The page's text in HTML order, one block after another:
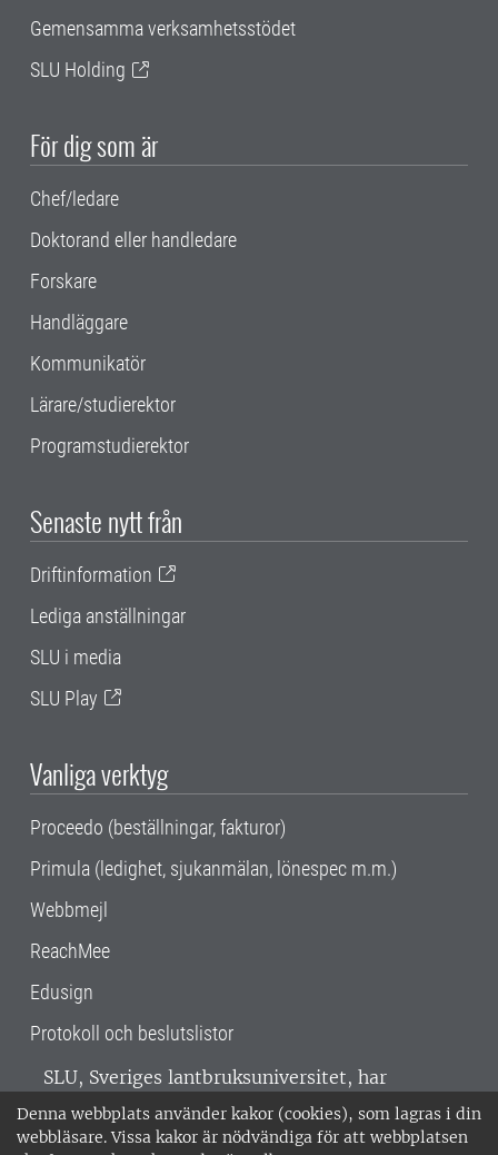
Denna webbplats använder kakor (cookies), som lagras i din
webbläsare. Vissa kakor är nödvändiga för att webbplatsen
Gemensamma verksamhetsstödet
SLU Holding
För dig som är
Chef/ledare
Doktorand eller handledare
Forskare
Handläggare
Kommunikatör
Lärare/studierektor
Programstudierektor
Senaste nytt från
Driftinformation
Lediga anställningar
SLU i media
SLU Play
Vanliga verktyg
Proceedo (beställningar, fakturor)
Primula (ledighet, sjukanmälan, lönespec m.m.)
Webbmejl
ReachMee
Edusign
Protokoll och beslutslistor
SLU, Sveriges lantbruksuniversitet, har
verksamhet över hela Sverige. Huvudorter är
Alnarp, Uppsala och Umeå.SLU är